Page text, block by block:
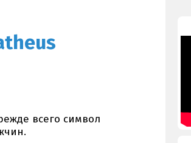
всего символ